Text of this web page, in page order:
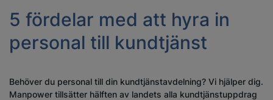
5 fördelar med att hyra in
personal till kundtjänst
Behöver du personal till din kundtjänstavdelning? Vi hjälper dig.
Manpower tillsätter hälften av landets alla kundtjänstuppdrag